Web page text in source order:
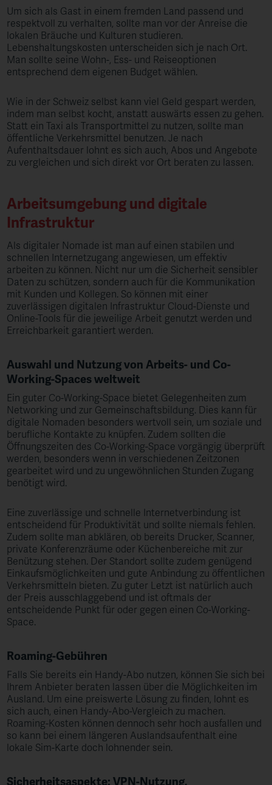
Um sich als Gast in einem fremden Land passend und
respektvoll zu verhalten, sollte man vor der Anreise die
lokalen Bräuche und Kulturen studieren.
Lebenshaltungskosten unterscheiden sich je nach Ort.
Man sollte seine Wohn-, Ess- und Reiseoptionen
entsprechend dem eigenen Budget wählen.
Wie in der Schweiz selbst kann viel Geld gespart werden,
indem man selbst kocht, anstatt auswärts essen zu gehen.
Statt ein Taxi als Transportmittel zu nutzen, sollte man
öffentliche Verkehrsmittel benutzen. Je nach
Aufenthaltsdauer lohnt es sich auch, Abos und Angebote
zu vergleichen und sich direkt vor Ort beraten zu lassen.
Arbeitsumgebung und digitale
Infrastruktur
Als digitaler Nomade ist man auf einen stabilen und
schnellen Internetzugang angewiesen, um effektiv
arbeiten zu können. Nicht nur um die Sicherheit sensibler
Daten zu schützen, sondern auch für die Kommunikation
mit Kunden und Kollegen. So können mit einer
zuverlässigen digitalen Infrastruktur Cloud-Dienste und
Online-Tools für die jeweilige Arbeit genutzt werden und
Erreichbarkeit garantiert werden.
Auswahl und Nutzung von Arbeits- und Co-
Working-Spaces weltweit
Ein guter Co-Working-Space bietet Gelegenheiten zum
Networking und zur Gemeinschaftsbildung. Dies kann für
digitale Nomaden besonders wertvoll sein, um soziale und
berufliche Kontakte zu knüpfen. Zudem sollten die
Öffnungszeiten des Co-Working-Space vorgängig überprüft
werden, besonders wenn in verschiedenen Zeitzonen
gearbeitet wird und zu ungewöhnlichen Stunden Zugang
benötigt wird.
Eine zuverlässige und schnelle Internetverbindung ist
entscheidend für Produktivität und sollte niemals fehlen.
Zudem sollte man abklären, ob bereits Drucker, Scanner,
private Konferenzräume oder Küchenbereiche mit zur
Benützung stehen. Der Standort sollte zudem genügend
Einkaufsmöglichkeiten und gute Anbindung zu öffentlichen
Verkehrsmitteln bieten. Zu guter Letzt ist natürlich auch
der Preis ausschlaggebend und ist oftmals der
entscheidende Punkt für oder gegen einen Co-Working-
Space.
Roaming-Gebühren
Falls Sie bereits ein Handy-Abo nutzen, können Sie sich bei
Ihrem Anbieter beraten lassen über die Möglichkeiten im
Ausland. Um eine preiswerte Lösung zu finden, lohnt es
sich auch, einen Handy-Abo-Vergleich zu machen.
Roaming-Kosten können dennoch sehr hoch ausfallen und
so kann bei einem längeren Auslandsaufenthalt eine
lokale Sim-Karte doch lohnender sein.
Sicherheitsaspekte: VPN-Nutzung,